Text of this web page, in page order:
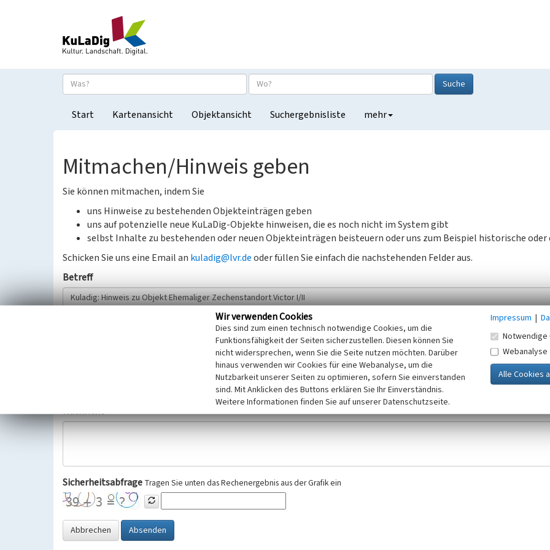
Suche
Start Kartenansicht Objektansicht Suchergebnisliste mehr
Mitmachen/Hinweis geben
Sie können mitmachen, indem Sie
uns Hinweise zu bestehenden Objekteinträgen geben
uns auf potenzielle neue KuLaDig-Objekte hinweisen, die es noch nicht im System gibt
selbst Inhalte zu bestehenden oder neuen Objekteinträgen beisteuern oder uns zum Beispiel historische oder
Schicken Sie uns eine Email an kuladig@lvr.deoder füllen Sie einfach die nachstehenden Felder aus.
Betreff
Wir bitten Sie um freiwillige Angabe Ihres Namens und Ihrer E-Mail-Adresse. Ihre Angaben werden ausschließlich im Rahmen der KuLaDig-
Selbstverständlich werden diese entsprechend der Vorschriften des Telemediengesetzes, des Datenschutzgesetzes NRW und der seit
Datenschutzgrundverordnung (EU-DSGVO) vertraulich behandelt, beachten Sie bitte unsere Hinweise zumDatenschutz
Nachricht
Sicherheitsabfrage Tragen Sie unten das Rechenergebnis aus der Grafik ein
Abbrechen Absenden
Wir verwenden Cookies
Dies sind zum einen technisch notwendige Cookies, um die
Funktionsfähigkeit der Seiten sicherzustellen. Diesen können Sie
nicht widersprechen, wenn Sie die Seite nutzen möchten. Darüber
hinaus verwenden wir Cookies für eine Webanalyse, um die
Nutzbarkeit unserer Seiten zu optimieren, sofern Sie einverstanden
sind. Mit Anklicken des Buttons erklären Sie Ihr Einverständnis.
Weitere Informationen finden Sie auf unserer Datenschutzseite.
Impressum |
Notwendige
Webanalyse